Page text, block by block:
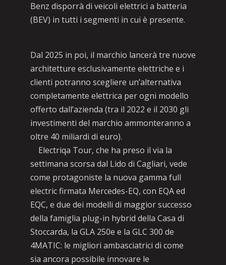
Benz disporrà di veicoli elettrici a batteria
(BEV) in tutti i segmenti in cui è presente.
Dal 2025 in poi, il marchio lancerà tre nuove
architetture esclusivamente elettriche e i
clienti potranno scegliere un’alternativa
completamente elettrica per ogni modello
offerto dall’azienda (tra il 2022 e il 2030 gli
investimenti del marchio ammonteranno a
oltre 40 miliardi di euro).
Electriqa Tour, che ha preso il via la
settimana scorsa dal Lido di Cagliari, vede
come protagoniste la nuova gamma full
electric firmata Mercedes-EQ, con EQA ed
EQC, e due dei modelli di maggior successo
della famiglia plug-in hybrid della Casa di
Stoccarda, la GLA 250e e la GLC 300 de
4MATIC: le migliori ambasciatrici di come
sia ancora possibile innovare le